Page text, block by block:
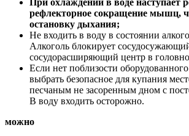
рефлекторное сокращение мышц,
остановку дыхания;
Не входить в воду в состоянии
Алкоголь блокирует
сосудорасширяющий центр в
Если нет поблизости
выбрать безопасное для купания
песчаным не засоренным дном с
В воду входить осторожно.
можно